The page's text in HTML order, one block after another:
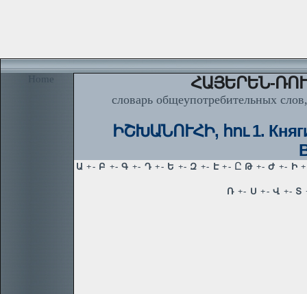
Home ՀԱՅԵՐԵՆ-
словарь общеупотребительных
ԻՇԽԱՆՈՒՀԻ, հու 1.